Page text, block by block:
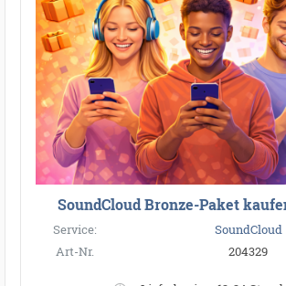
SoundCloud Bronze-Paket
Service:
SoundCloud
Art-Nr.
204329